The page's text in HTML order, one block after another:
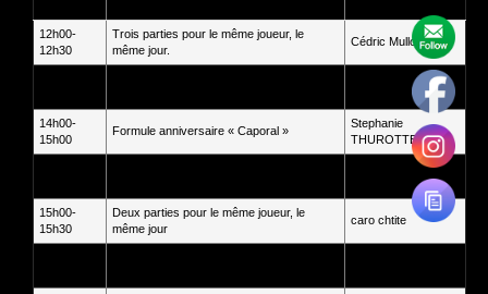
12h00-
12h30
Trois parties pour le même joueur, le
même jour.
Cédric Mullot
Ethan Guyot
14h00-
15h00
Formule anniversaire « Caporal »
Stephanie
THUROTTE
15h00-
15h30
Deux parties pour le même joueur, le
même jour
caro chtite